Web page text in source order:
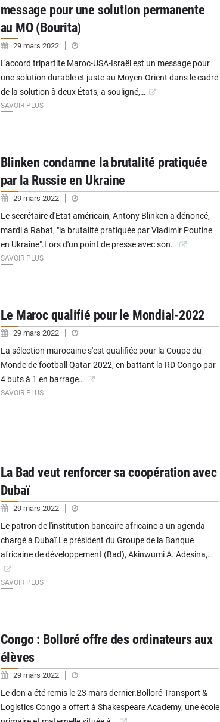
message pour une solution permanente
au MO (Bourita)
29 mars 2022
L'accord tripartite Maroc-USA-Israël est un message pour
une solution durable et juste au Moyen-Orient dans le cadre
de la solution à deux États, a souligné,…
SAVOIR PLUS
Blinken condamne la brutalité pratiquée
par la Russie en Ukraine
29 mars 2022
Le secrétaire d'Etat américain, Antony Blinken a dénoncé,
mardi à Rabat, "la brutalité pratiquée par Vladimir Poutine
en Ukraine".Lors d'un point de presse avec son…
SAVOIR PLUS
Le Maroc qualifié pour le Mondial-2022
29 mars 2022
La sélection marocaine s'est qualifiée pour la Coupe du
Monde de football Qatar-2022, en battant la RD Congo par
4 buts à 1 en barrage…
SAVOIR PLUS
La Bad veut renforcer sa coopération avec
Dubaï
29 mars 2022
Le patron de l'institution bancaire africaine a un agenda
chargé à Dubaï.Le président du Groupe de la Banque
africaine de développement (Bad), Akinwumi A. Adesina,…
SAVOIR PLUS
Congo : Bolloré offre des ordinateurs aux
élèves
29 mars 2022
Le don a été remis le 23 mars dernier.Bolloré Transport &
Logistics Congo a offert à Shakespeare Academy, une école